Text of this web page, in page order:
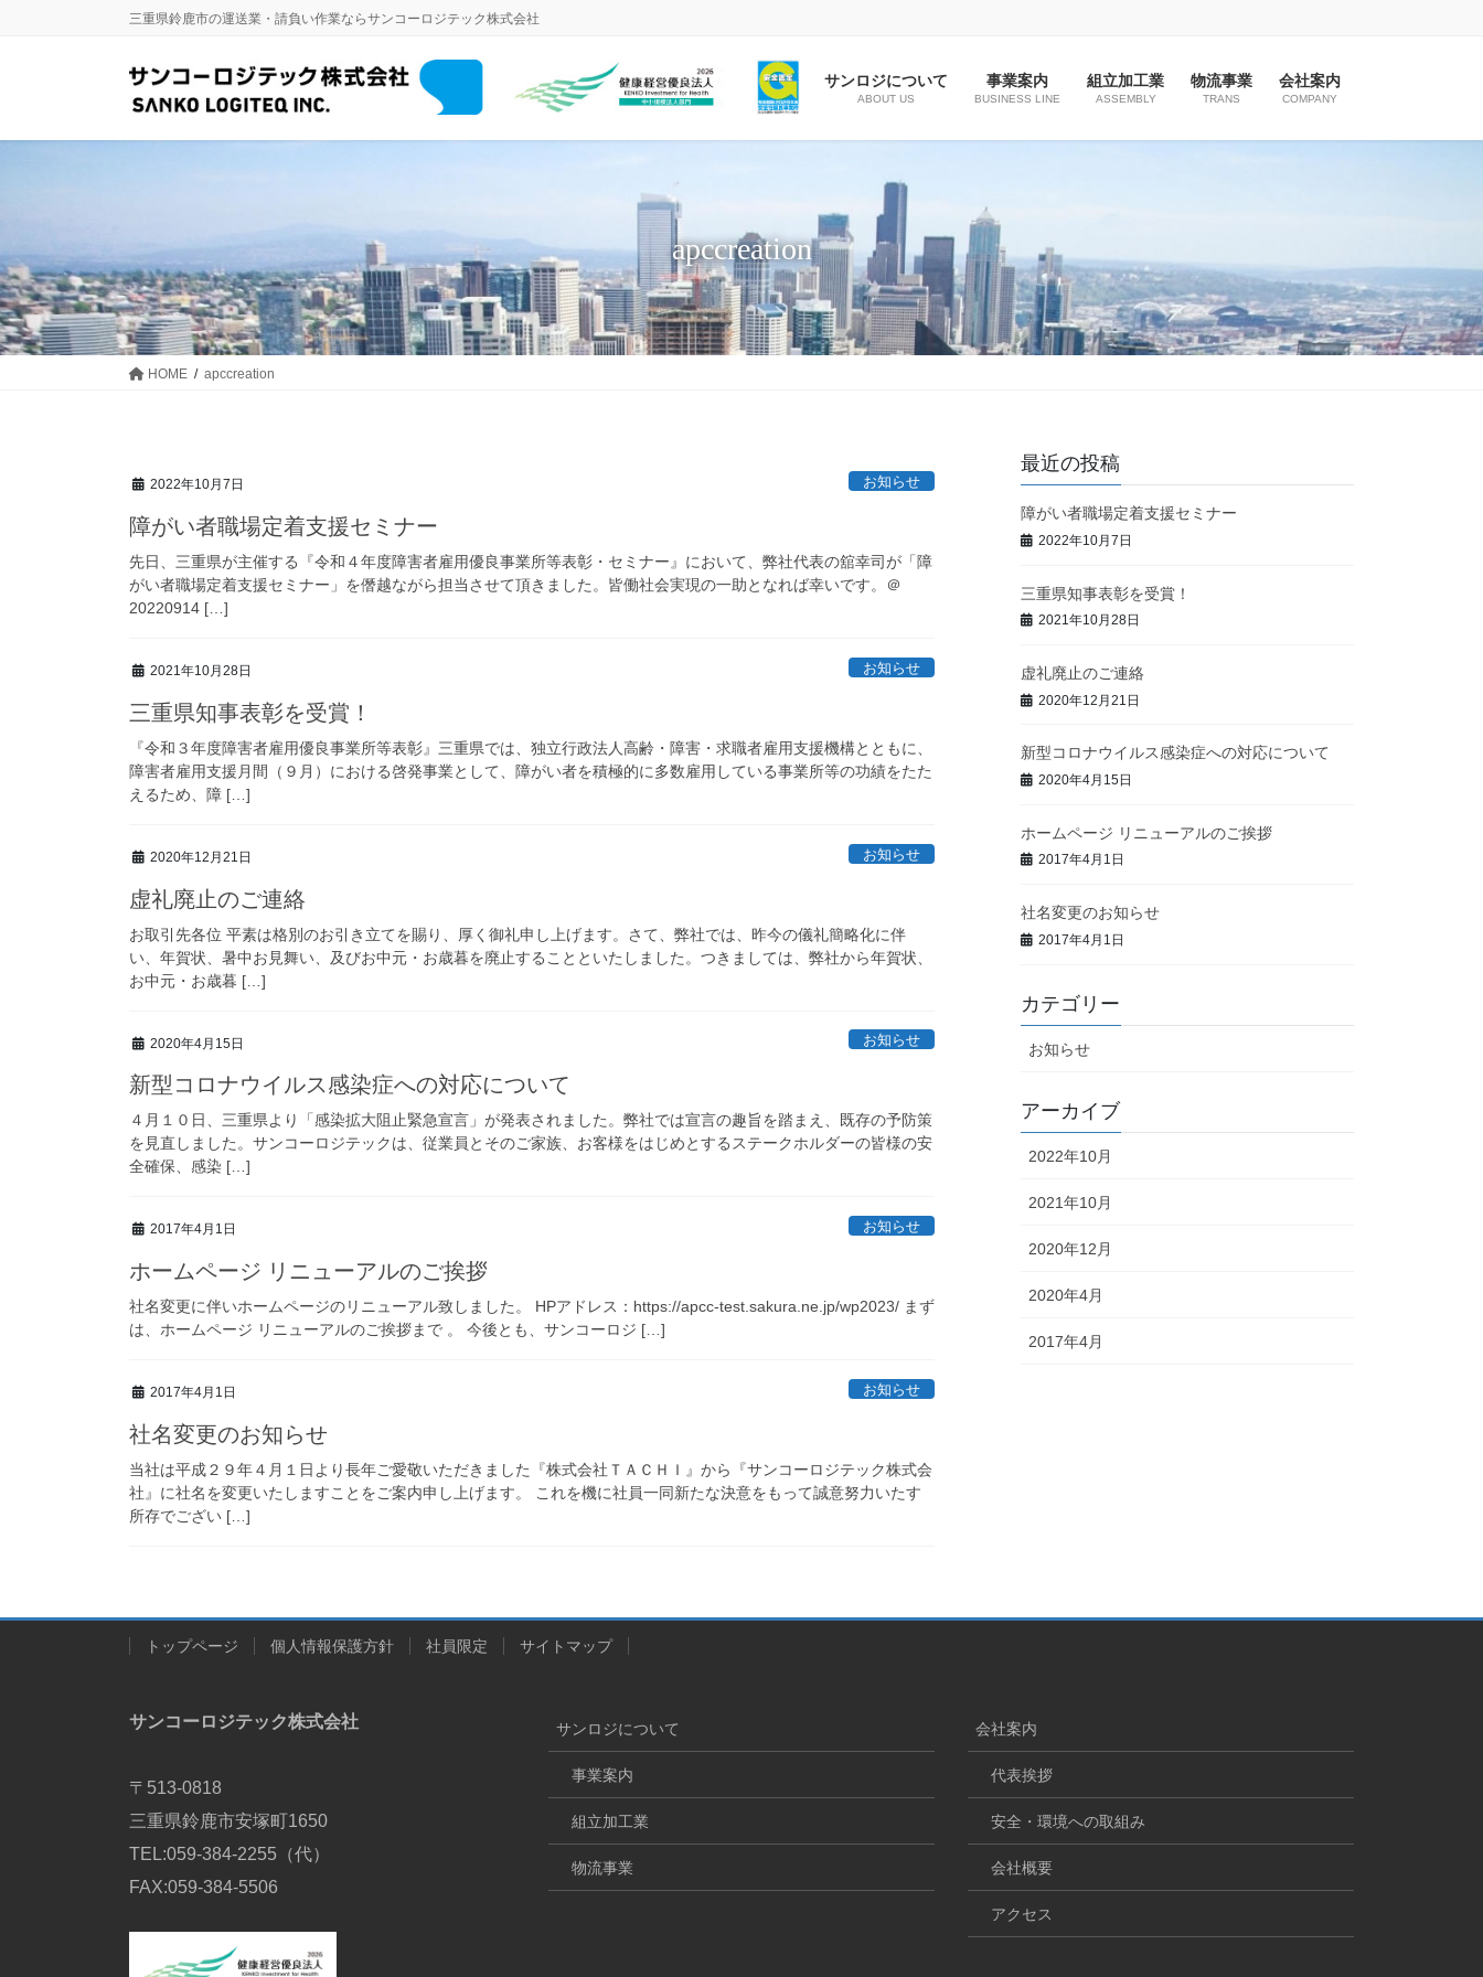
に
ョ
三重県鈴鹿市の運送業・請負い作業ならサンコーロジテック株式会社
サンロジについて
ABOUT US
事業案内
BUSINESS LINE
組立加工業
ASSEMBLY
物流事業
TRANS
会社案内
COMPANY
apccreation
HOME apccreation
2022年10月7日 お知らせ
障がい者職場定着支援セミナー
先日、三重県が主催する『令和４年度障害者雇用優良事業所等表彰・セミナー』において、弊社代表の舘幸司が「障
がい者職場定着支援セミナー」を僭越ながら担当させて頂きました。皆働社会実現の一助となれば幸いです。＠
20220914 […]
2021年10月28日 お知らせ
三重県知事表彰を受賞！
『令和３年度障害者雇用優良事業所等表彰』三重県では、独立行政法人高齢・障害・求職者雇用支援機構とともに、
障害者雇用支援月間（９月）における啓発事業として、障がい者を積極的に多数雇用している事業所等の功績をたた
えるため、障 […]
2020年12月21日 お知らせ
虚礼廃止のご連絡
お取引先各位 平素は格別のお引き立てを賜り、厚く御礼申し上げます。さて、弊社では、昨今の儀礼簡略化に伴
い、年賀状、暑中お見舞い、及びお中元・お歳暮を廃止することといたしました。つきましては、弊社から年賀状、
お中元・お歳暮 […]
2020年4月15日 お知らせ
新型コロナウイルス感染症への対応について
４月１０日、三重県より「感染拡大阻止緊急宣言」が発表されました。弊社では宣言の趣旨を踏まえ、既存の予防策
を見直しました。サンコーロジテックは、従業員とそのご家族、お客様をはじめとするステークホルダーの皆様の安
全確保、感染 […]
2017年4月1日 お知らせ
ホームページ リニューアルのご挨拶
社名変更に伴いホームページのリニューアル致しました。 HPアドレス：https://apcc-test.sakura.ne.jp/wp2023/ まず
は、ホームページ リニューアルのご挨拶まで 。 今後とも、サンコーロジ […]
2017年4月1日 お知らせ
社名変更のお知らせ
当社は平成２９年４月１日より長年ご愛敬いただきました『株式会社ＴＡＣＨＩ』から『サンコーロジテック株式会
社』に社名を変更いたしますことをご案内申し上げます。 これを機に社員一同新たな決意をもって誠意努力いたす
所存でござい […]
最近の投稿
障がい者職場定着支援セミナー
2022年10月7日
三重県知事表彰を受賞！
2021年10月28日
虚礼廃止のご連絡
2020年12月21日
新型コロナウイルス感染症への対応について
2020年4月15日
ホームページ リニューアルのご挨拶
2017年4月1日
社名変更のお知らせ
2017年4月1日
カテゴリー
お知らせ
アーカイブ
2022年10月
2021年10月
2020年12月
2020年4月
2017年4月
トップページ 個人情報保護方針 社員限定 サイトマップ
サンコーロジテック株式会社
〒513-0818
三重県鈴鹿市安塚町1650
TEL:059-384-2255（代）
FAX:059-384-5506
サンロジについて
事業案内
組立加工業
物流事業
会社案内
代表挨拶
安全・環境への取組み
会社概要
アクセス